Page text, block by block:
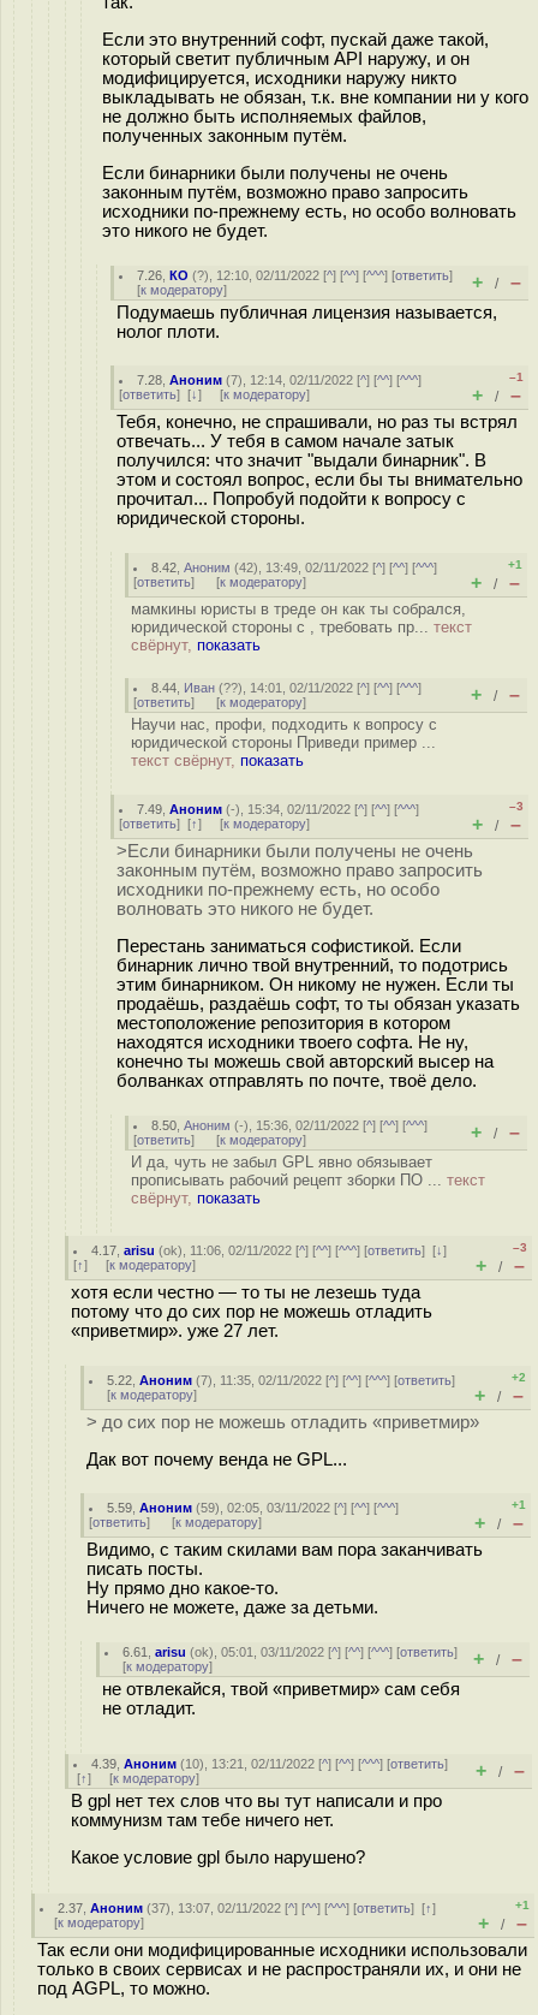
Если это внутренний софт, пускай даже такой,
который светит публичным API наружу, и он
модифицируется, исходники наружу никто
выкладывать не обязан, т.к. вне компании ни у кого
не должно быть исполняемых файлов,
полученных законным путём.
Если бинарники были получены не очень
законным путём, возможно право запросить
исходники по-прежнему есть, но особо волновать
это никого не будет.
7.26 ,КО (?), 12:10, 02/11/2022 [^] [^^] [^^^] [ответить]
[к модератору] + / –
Подумаешь публичная лицензия называется,
нолог плоти.
7.28 ,Аноним (7), 12:14, 02/11/2022 [^] [^^] [^^^]
[ответить] [↓] [к модератору]
–1
+ / –
Тебя, конечно, не спрашивали, но раз ты встрял
отвечать... У тебя в самом начале затык
получился: что значит "выдали бинарник". В
этом и состоял вопрос, если бы ты внимательно
прочитал... Попробуй подойти к вопросу с
юридической стороны.
8.42 ,Аноним (42), 13:49, 02/11/2022 [^] [^^] [^^^]
[ответить] [к модератору]
+1
+ / –
мамкины юристы в треде он как ты собрался,
юридической стороны с , требовать пр... текст
свёрнут, показать
8.44 Иван (??), 14:01, 02/11/2022 [^] [^^] [^^^]
[ответить] [к модератору] + / –
Научи нас, профи, подходить к вопросу с
юридической стороны Приведи пример ...
текст свёрнут, показать
7.49 ,Аноним (-), 15:34, 02/11/2022 [^] [^^] [^^^]
[ответить] [↑] [к модератору]
–3
+ / –
>Если бинарники были получены не очень
законным путём, возможно право запросить
исходники по-прежнему есть, но особо
волновать это никого не будет.
Перестань заниматься софистикой. Если
бинарник лично твой внутренний, то подотрись
этим бинарником. Он никому не нужен. Если ты
продаёшь, раздаёшь софт, то ты обязан указать
местоположение репозитория в котором
находятся исходники твоего софта. Не ну,
конечно ты можешь свой авторский высер на
болванках отправлять по почте, твоё дело.
8.50 ,Аноним (-), 15:36, 02/11/2022 [^] [^^] [^^^]
[ответить] [к модератору] + / –
И да, чуть не забыл GPL явно обязывает
прописывать рабочий рецепт зборки ПО ... текст
свёрнут, показать
4.17 ,arisu (ok), 11:06, 02/11/2022 [^] [^^] [^^^] [ответить][↓]
[↑] [к модератору]
–3
+ / –
хотя если честно — то ты не лезешь туда
потому что до сих пор не можешь отладить
«приветмир». уже 27 лет.
5.22 ,Аноним (7), 11:35, 02/11/2022 [^] [^^] [^^^] [ответить]
[к модератору]
+2
+ / –
> до сих пор не можешь отладить «приветмир»
Дак вот почему венда не GPL...
5.59 ,Аноним (59), 02:05, 03/11/2022 [^] [^^] [^^^]
[ответить] [к модератору]
+1
+ / –
Видимо, с таким скилами вам пора заканчивать
писать посты.
Ну прямо дно какое-то.
Ничего не можете, даже за детьми.
6.61 ,arisu (ok), 05:01, 03/11/2022 [^] [^^] [^^^] [ответить]
[к модератору] + / –
не отвлекайся, твой «приветмир» сам себя
не отладит.
4.39 ,Аноним (10), 13:21, 02/11/2022 [^] [^^] [^^^] [ответить]
[↑] [к модератору] + / –
В gpl нет тех слов что вы тут написали и про
коммунизм там тебе ничего нет.
Какое условие gpl было нарушено?
2.37 ,Аноним (37), 13:07, 02/11/2022 [^] [^^] [^^^] [ответить][↑]
[к модератору]
+1
+ / –
Так если они модифицированные исходники использовали
только в своих сервисах и не распространяли их, и они не
под AGPL, то можно.